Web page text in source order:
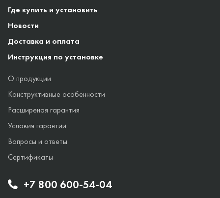
+7 800 600-54-04
Где купить и установить
Новости
Доставка и оплата
Инструкция по установке
О продукции
Конструктивные особенности
Расширеная гарантия
Условия гарантии
Вопросы и ответы
Сертификаты